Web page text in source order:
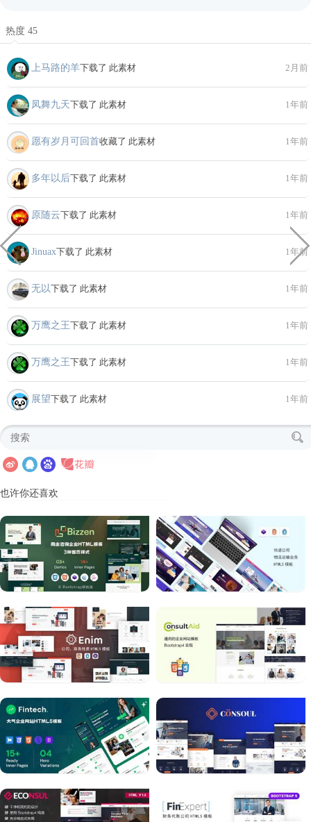
热度 45
上马路的羊下载了 此素材 2月前
凤舞九天下载了 此素材 1年前
愿有岁月可回首收藏了 此素材 1年前
多年以后下载了 此素材 1年前
原随云下载了 此素材 1年前
Jinuax下载了 此素材 1年前
无以下载了 此素材 1年前
万鹰之王下载了 此素材 1年前
万鹰之王下载了 此素材 1年前
展望下载了 此素材 1年前
也许你还喜欢